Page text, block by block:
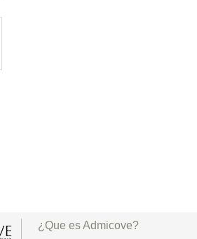
¿Que es Admicove?